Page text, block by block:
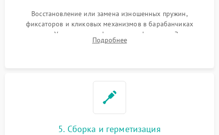
Восстановление или замена изношенных пружин,
фиксаторов и кликовых механизмов в барабанчиках
поправок. Устранение люфтов в трансфокаторе. Замена
поврежденных линз, разбитой сетки или восстановление
Подробнее
5. Сборка и герметизация